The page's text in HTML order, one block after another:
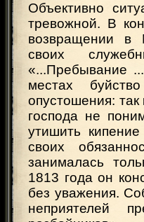
Объективно
тревожной. В
возвращении в
своих
«...Пребывание
местах
опустошения: так
господа не
утишить
своих
занималась
1813 года он
без уважения.
неприятелей